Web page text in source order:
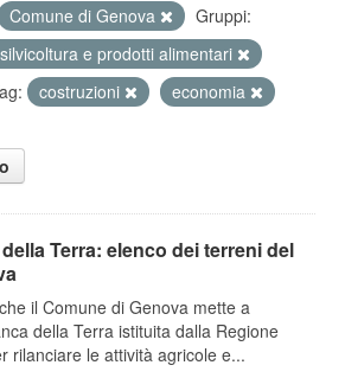
Comune di Genova
Gruppi:
e prodotti alimentari
costruzioni
economia
Terra: elenco dei terreni del
il Comune di Genova mette a
della Terra istituita dalla Regione
rilanciare le attività agricole e...